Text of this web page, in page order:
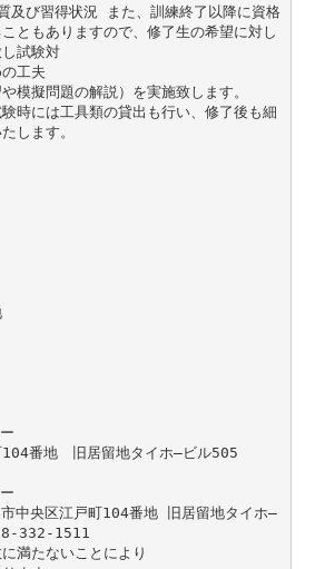
及び習得状況 また、訓練終了以降に資格
ともありますので、修了生の希望に対し
試験対
工夫
模擬問題の解説）を実施致します。
時には工具類の貸出も行い、修了後も細
します。
104番地 旧居留地タイホ―ビル505
央区江戸町104番地 旧居留地タイホ―
332-1511
満たないことにより